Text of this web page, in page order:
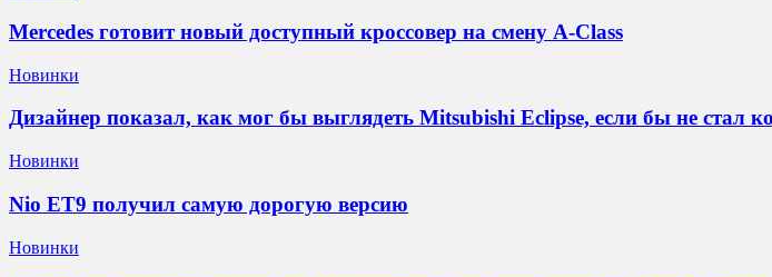
Mercedes готовит новый доступный кроссовер на смену A-Class
Новинки
Дизайнер показал, как мог бы выглядеть Mitsubishi Eclipse, если бы не стал
Новинки
Nio ET9 получил самую дорогую версию
Новинки